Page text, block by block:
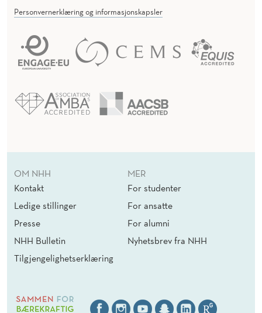
Personvernerklæring og informasjonskapsler
OM NHH
Kontakt
Ledige stillinger
Presse
NHH Bulletin
Tilgjengelighetserklæring
MER
For studenter
For ansatte
For alumni
Nyhetsbrev fra NHH